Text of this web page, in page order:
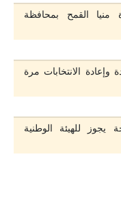
منيا القمح بمحافظة
الانتخابات مرة
للهيئة الوطنية